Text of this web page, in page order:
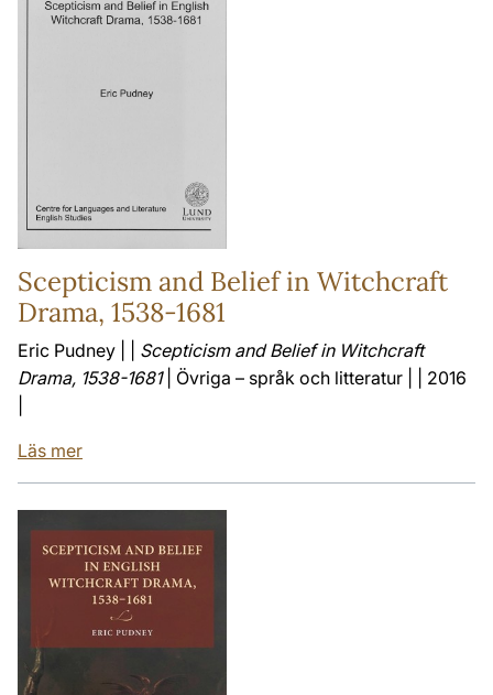
Scepticism and Belief in Witchcraft
Drama, 1538-1681
Eric Pudney | | Scepticism and Belief in Witchcraft
Drama, 1538-1681| Övriga – språk och litteratur | | 2016
Läs mer